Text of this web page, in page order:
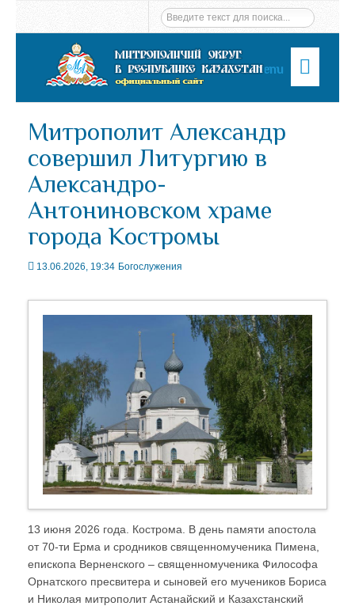
Menu
Митрополит Александр
совершил Литургию в
Александро-
Антониновском храме
города Костромы
13.06.2026, 19:34 Богослужения
13 июня 2026 года. Кострома. В день памяти апостола
от 70-ти Ерма и сродников священномученика Пимена,
епископа Верненского – священномученика Философа
Орнатского пресвитера и сыновей его мучеников Бориса
и Николая митрополит Астанайский и Казахстанский